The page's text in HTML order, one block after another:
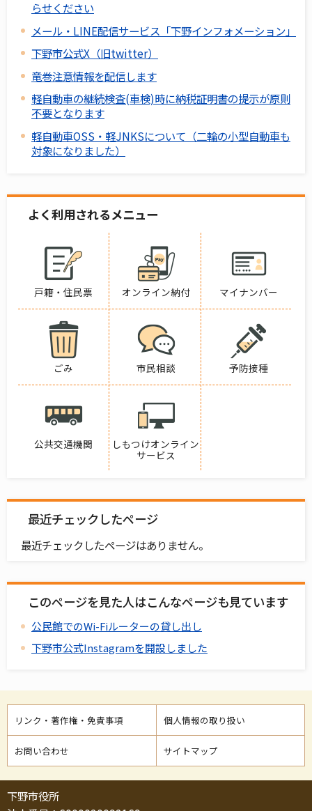
らせください
メール・LINE配信サービス「下野インフォメーション」
下野市公式X（旧twitter）
竜巻注意情報を配信します
軽自動車の継続検査(車検)時に納税証明書の提示が原則
不要となります
軽自動車OSS・軽JNKSについて（二輪の小型自動車も
対象になりました）
よく利用されるメニュー
戸籍・住民票 オンライン納付 マイナンバー
ごみ 市民相談 予防接種
公共交通機関
しもつけオンライン
サービス
最近チェックしたページ
最近チェックしたページはありません。
このページを見た人はこんなページも見ています
公民館でのWi-Fiルーターの貸し出し
下野市公式Instagramを開設しました
リンク・著作権・免責事項 個人情報の取り扱い
お問い合わせ サイトマップ
下野市役所